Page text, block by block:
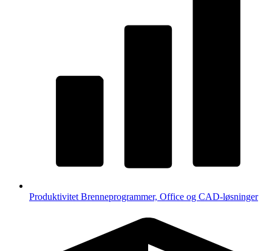
Produktivitet Brenneprogrammer, Office og CAD-løsninger